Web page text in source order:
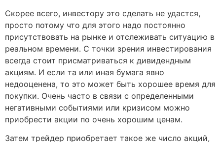
Скорее всего, инвестору это сделать не удастся,
просто потому что для этого надо постоянно
присутствовать на рынке и отслеживать ситуацию в
реальном времени. С точки зрения инвестирования
всегда стоит присматриваться к дивидендным
акциям. И если та или иная бумага явно
недооценена, то это может быть хорошее время для
покупки. Очень часто в связи с определенными
негативными событиями или кризисом можно
приобрести акции по очень хорошим ценам.
Затем трейдер приобретает такое же число акций,